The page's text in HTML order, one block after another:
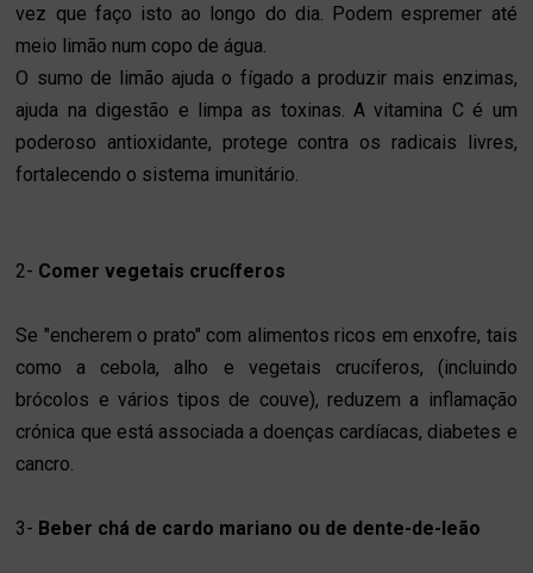
vez que faço isto ao longo do dia. Podem espremer até
meio limão num copo de água.
O sumo de limão ajuda o fígado a produzir mais enzimas,
ajuda na digestão e limpa as toxinas. A vitamina C é um
poderoso antioxidante, protege contra os radicais livres,
fortalecendo o sistema imunitário.
2- Comer vegetais crucíferos
Se "encherem o prato" com alimentos ricos em enxofre, tais
como a cebola, alho e vegetais crucíferos, (incluindo
brócolos e vários tipos de couve), reduzem a inflamação
crónica que está associada a doenças cardíacas, diabetes e
cancro.
3- Beber chá de cardo mariano ou de dente-de-leão